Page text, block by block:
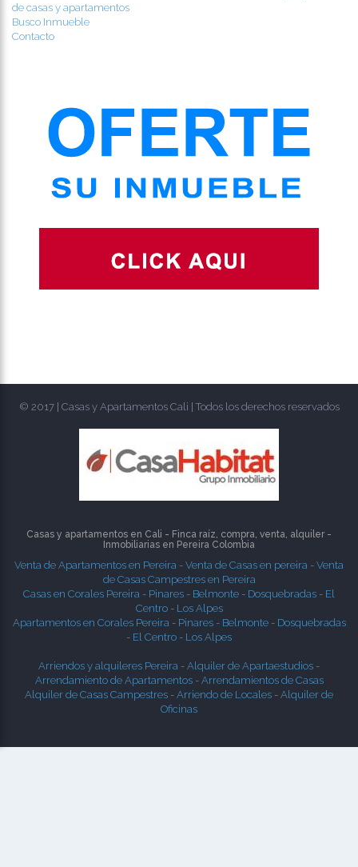
de casas y apartamentos
Busco Inmueble
Contacto
© 2017 | Casas y Apartamentos Cali | Todos los derechos reservados
Casas y apartamentos en Cali - Finca raíz, compra, venta, alquiler -
Inmobiliarias en Pereira Colombia
Venta de Apartamentos en Pereira - Venta de Casas en pereira - Venta
de Casas Campestres en Pereira
Casas en Corales Pereira - Pinares - Belmonte - Dosquebradas - El
Centro- Los Alpes
Apartamentos en Corales Pereira - Pinares- Belmonte- Dosquebradas
- El Centro - Los Alpes
Arriendos y alquileres Pereira - Alquiler de Apartaestudios -
Arrendamiento de Apartamentos- Arrendamientos de Casas
Alquiler de Casas Campestres - Arriendo de Locales - Alquiler de
Oficinas